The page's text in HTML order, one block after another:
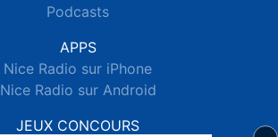
Podcasts
APPS
Nice Radio sur iPhone
Nice Radio sur Android
JEUX CONCOURS